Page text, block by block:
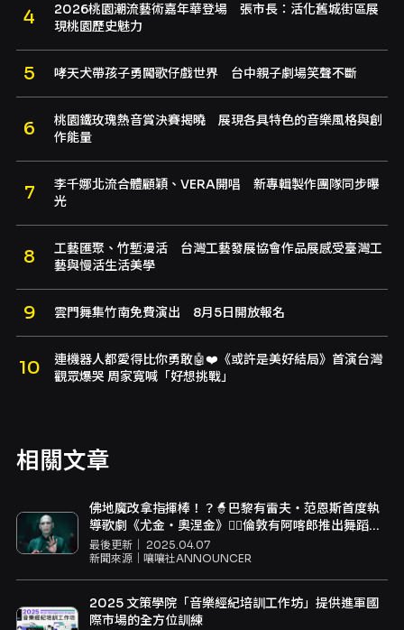
2026桃園潮流藝術嘉年華登場 張市長：活化舊城街區展
現桃園歷史魅力
哮天犬帶孩子勇闖歌仔戲世界 台中親子劇場笑聲不斷
桃園鐵玫瑰熱音賞決賽揭曉 展現各具特色的音樂風格與創
作能量
李千娜北流合體顧穎、VERA開唱 新專輯製作團隊同步曝
光
工藝匯聚、竹塹漫活 台灣工藝發展協會作品展感受臺灣工
藝與慢活生活美學
雲門舞集竹南免費演出 8月5日開放報名
連機器人都愛得比你勇敢🤖❤️《或許是美好結局》首演台灣
觀眾爆哭 周家寬喊「好想挑戰」
相關文章
佛地魔改拿指揮棒！？🧙巴黎有雷夫・范恩斯首度執
導歌劇《尤金・奧涅金》🤸‍♂️倫敦有阿喀郎推出舞蹈版
本《奧涅金》，英法雙邊舞台共譜俄羅斯經典✨
最後更新｜ 2025.04.07
新聞來源｜ 嚷嚷社ANNOUNCER
2025 文策學院「音樂經紀培訓工作坊」提供進軍國
際市場的全方位訓練